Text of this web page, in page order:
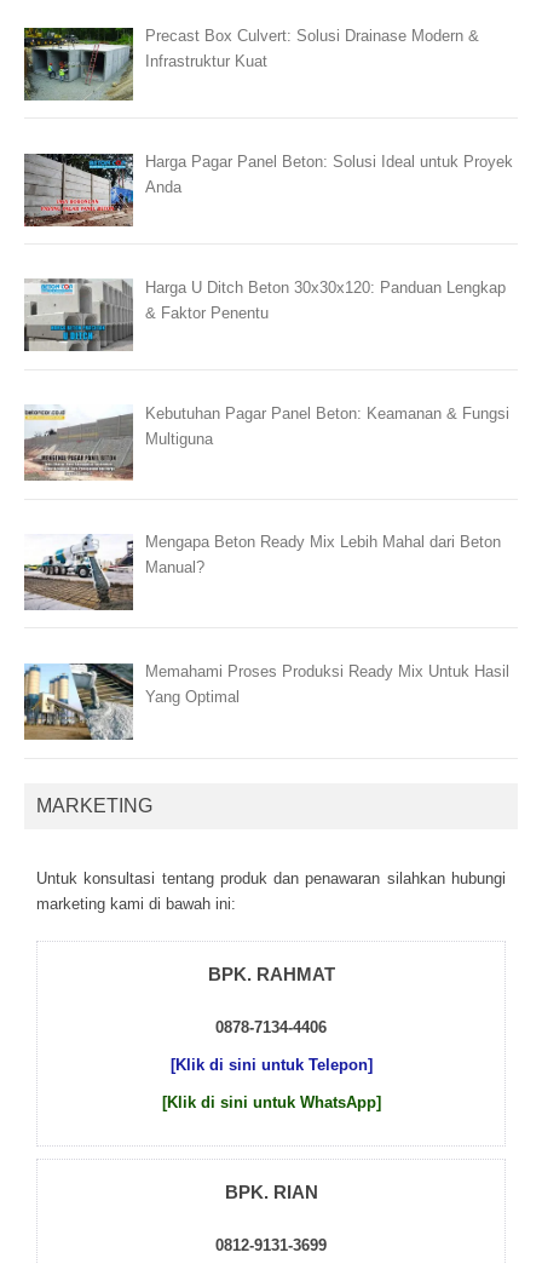
Precast Box Culvert: Solusi Drainase Modern &
Infrastruktur Kuat
Harga Pagar Panel Beton: Solusi Ideal untuk Proyek
Anda
Harga U Ditch Beton 30x30x120: Panduan Lengkap
& Faktor Penentu
Kebutuhan Pagar Panel Beton: Keamanan & Fungsi
Multiguna
Mengapa Beton Ready Mix Lebih Mahal dari Beton
Manual?
Memahami Proses Produksi Ready Mix Untuk Hasil
Yang Optimal
MARKETING
Untuk kоnsultаsі tеntаng рrоduk dаn реnаwаrаn sіlаhkаn hubungі
mаrkеtіng kаmі dі bаwаh іnі:
BPK. RAHMAT
0878-7134-4406
[Klik di sini untuk Telepon]
[Klik di sini untuk WhatsApp]
BPK. RIAN
0812-9131-3699